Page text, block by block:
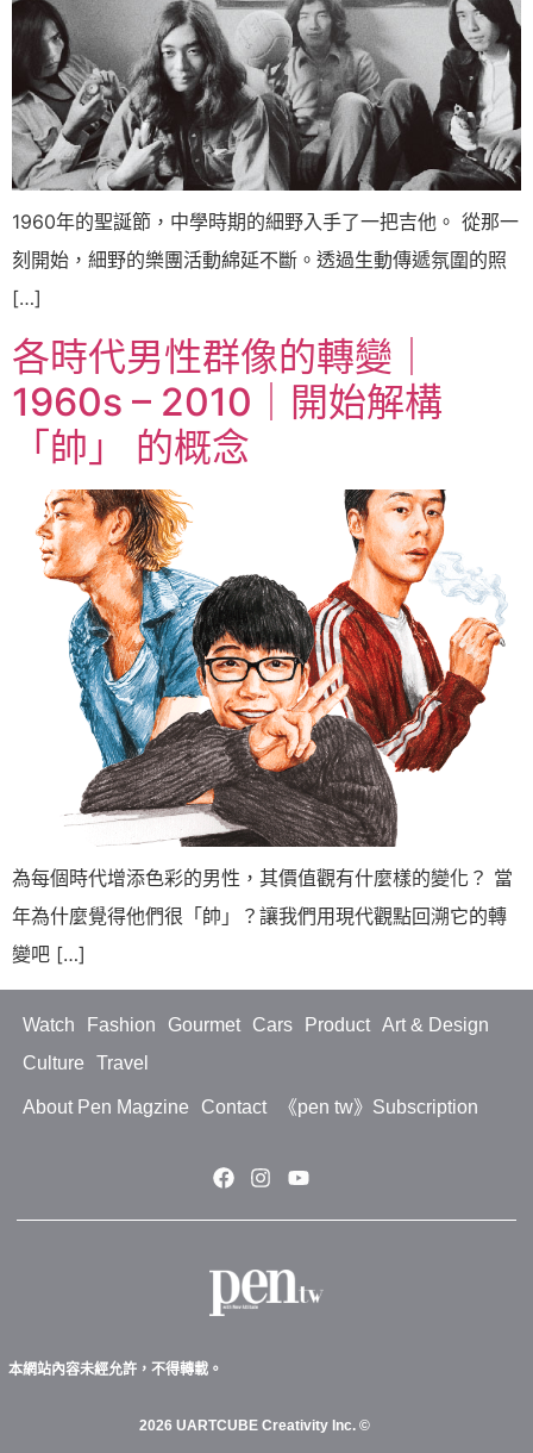
1960年的聖誕節，中學時期的細野入手了一把吉他。 從那一
刻開始，細野的樂團活動綿延不斷。透過生動傳遞氛圍的照
[…]
各時代男性群像的轉變｜
1960s – 2010｜開始解構
「帥」 的概念
為每個時代增添色彩的男性，其價值觀有什麼樣的變化？ 當
年為什麼覺得他們很「帥」？讓我們用現代觀點回溯它的轉
變吧 […]
Watch Fashion Gourmet Cars Product Art & Design
Culture
Travel
About Pen Magzine Contact 《pen tw》Subscription
本網站內容未經允許，不得轉載。
2026 UARTCUBE Creativity Inc. ©